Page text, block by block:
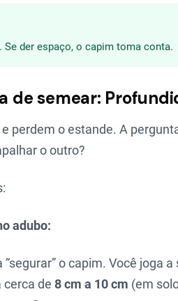
der espaço, o capim toma conta.
de semear:
perdem o estande. A
o outro?
adubo:
o capim. Você joga
de 8 cm a 10 cm (em